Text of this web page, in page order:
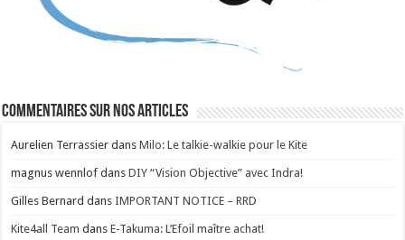
Commentaires sur nos articles
Aurelien Terrassier dansMilo: Le talkie-walkie pour le Kite
magnus wennlof dansDIY “Vision Objective” avec Indra!
Gilles Bernard dansIMPORTANT NOTICE – RRD
Kite4all Team dansE-Takuma: L’Efoil maître achat!